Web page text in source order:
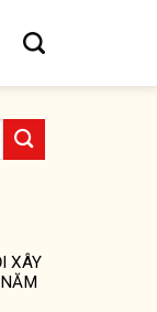
XÂY